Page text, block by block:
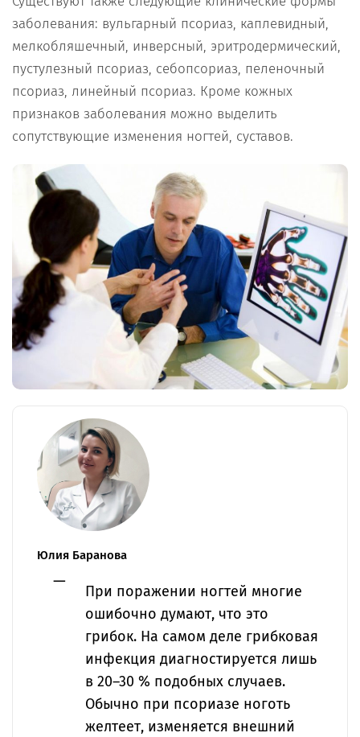
заболевания: вульгарный псориаз, каплевидный,
мелкобляшечный, инверсный, эритродермический,
пустулезный псориаз, себопсориаз, пеленочный
псориаз, линейный псориаз. Кроме кожных
признаков заболевания можно выделить
сопутствующие изменения ногтей, суставов.
Юлия Баранова
При поражении ногтей многие
ошибочно думают, что это
грибок. На самом деле грибковая
инфекция диагностируется лишь
в 20–30 % подобных случаев.
Обычно при псориазе ноготь
желтеет, изменяется внешний